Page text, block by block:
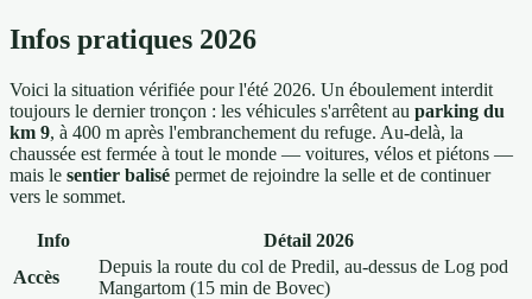
Infos pratiques 2026
Voici la situation vérifiée pour l'été 2026. Un éboulement interdit
toujours le dernier tronçon : les véhicules s'arrêtent au parking du
km 9, à 400 m après l'embranchement du refuge. Au-delà, la
chaussée est fermée à tout le monde — voitures, vélos et piétons —
mais le sentier balisé permet de rejoindre la selle et de continuer
vers le sommet.
Info
Détail 2026
Accès
Depuis la route du col de Predil, au-dessus de Log pod
Mangartom (15 min de Bovec)